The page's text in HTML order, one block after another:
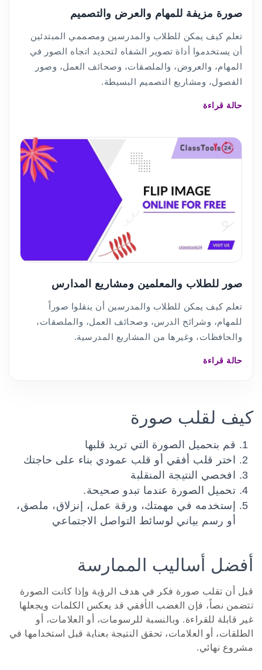
صورة مزيفة للمهام والعرض والتصميم
تعلم كيف يمكن للطلاب والمدرسين ومصممي المبتدئين
أن يستخدموا أداة تصوير الشفاه لتحديد اتجاه الصور في
المهام، والعروض، والملصقات، وصحائف العمل، وصور
الفصول، ومشاريع التصميم البسيطة.
حالة قراءة
صور للطلاب والمعلمين ومشاريع المدارس
تعلم كيف يمكن للطلاب والمدرسين أن ينقلوا صوراً
للمهام، وشرائح الدرس، وصحائف العمل، والملصقات،
والحافظات، وغيرها من المشاريع المدرسية.
حالة قراءة
كيف لقلب صورة
قم بتحميل الصورة التي تريد قلبها
اختر قلب أفقي أو قلب عمودي بناء على حاجتك
افحصي النتيجة المنقلبة
تحميل الصورة عندما تبدو صحيحة.
إستخدمه في مهمتك، ورقة عمل، إنزلاق، ملصق،
أو رسم بياني لوسائط التواصل الاجتماعي
أفضل أساليب الممارسة
قبل أن تقلب صورة فكر في هدف الرؤية وإذا كانت الصورة
تتضمن نصاً، فإن الغضب الأفقي قد يعكس الكلمات ويجعلها
غير قابلة للقراءة. وبالنسبة للرسومات، أو العلامات، أو
الطلقات، أو العلامات، تحقق النتيجة بعناية قبل استخدامها في
مشروع نهائي.